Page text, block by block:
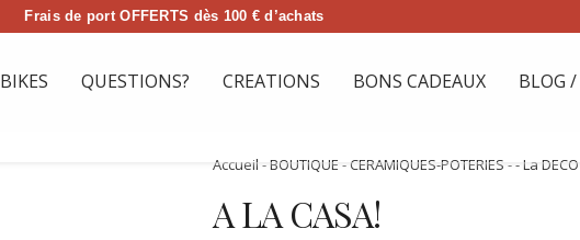
Frais de port OFFERTS dès 100 € d’achats
BIKES QUESTIONS? CREATIONS BONS CADEAUX BLOG
Accueil -BOUTIQUE -CERAMIQUES-POTERIES -- La
A LA CASA!